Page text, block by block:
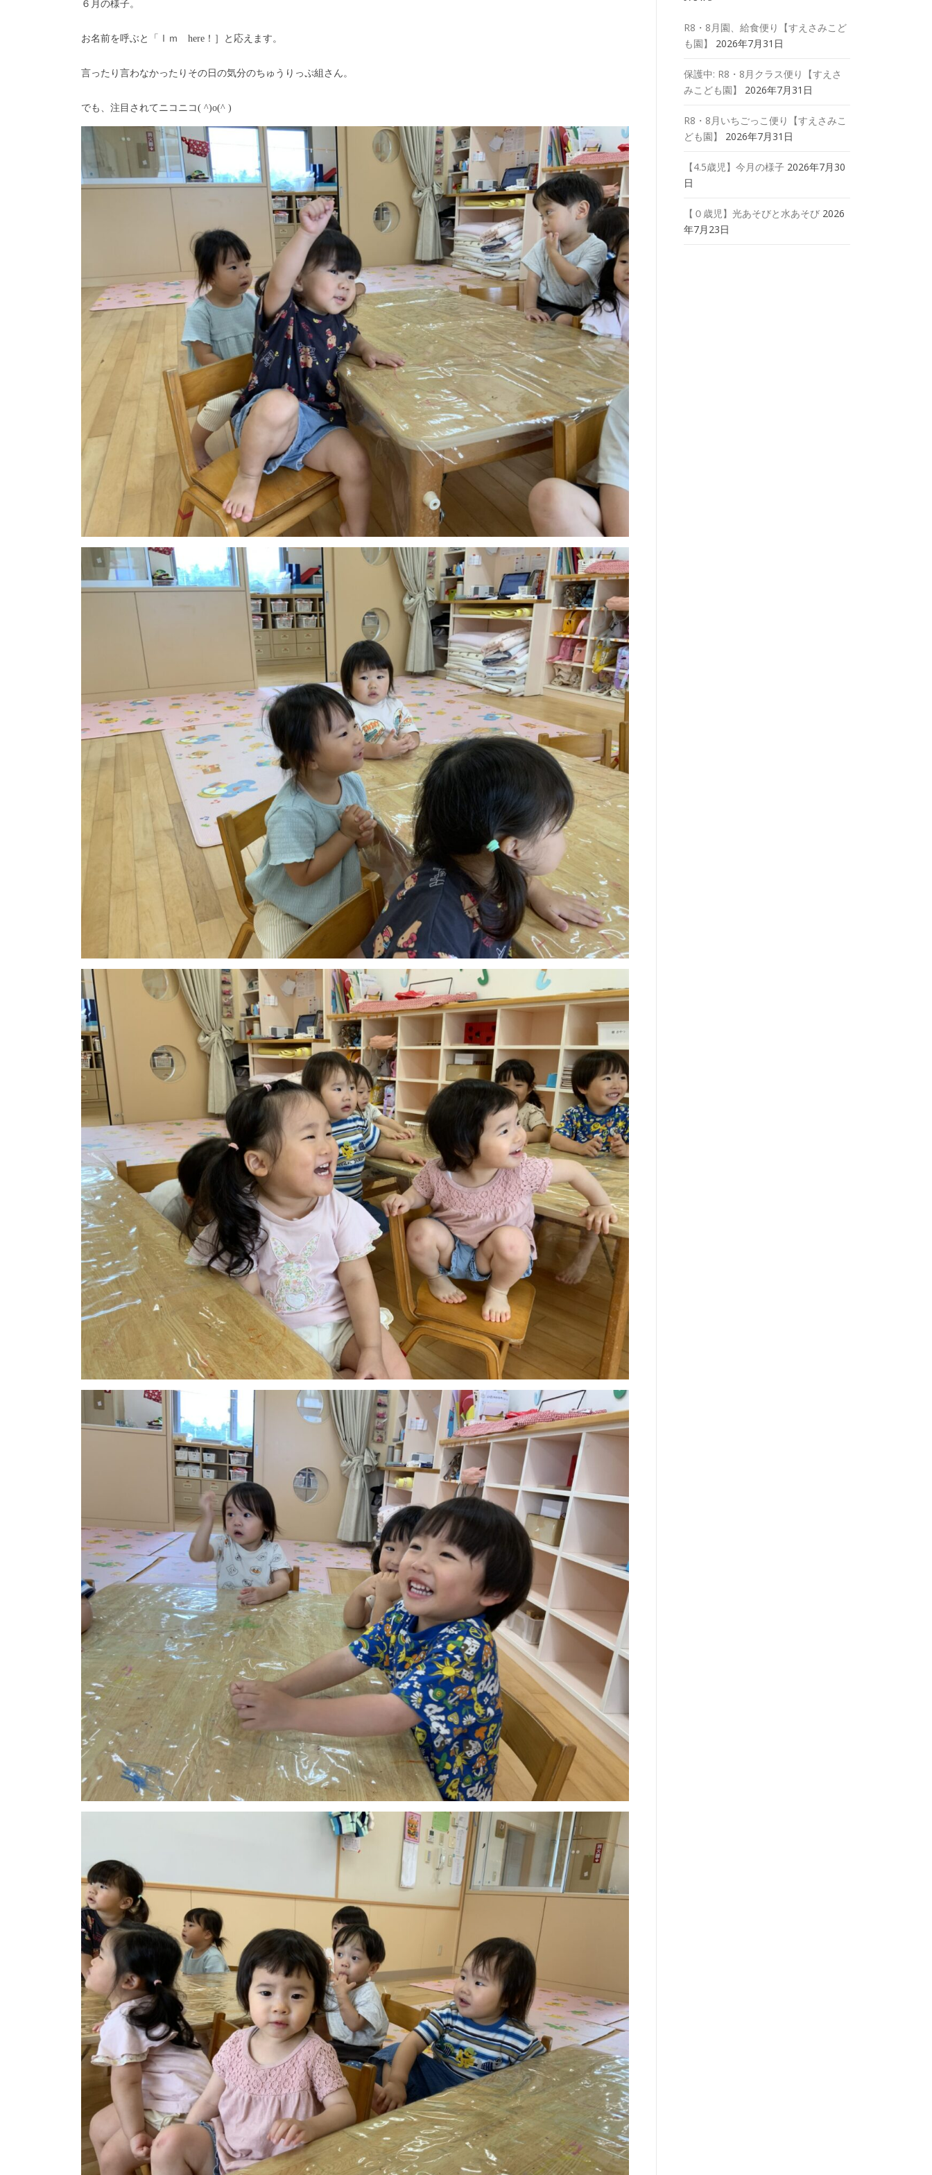
６月の様子。
お名前を呼ぶと「Ⅰｍ here！］と応えます。
言ったり言わなかったりその日の気分のちゅうりっぷ組さん。
でも、注目されてニコニコ( ^)o(^ )
R8・8月園、給食便り【すえさみこど
も園】
2026年7月31日
保護中: R8・8月クラス便り【すえさ
みこども園】
2026年7月31日
R8・8月いちごっこ便り【すえさみこ
ども園】
2026年7月31日
【4.5歳児】今月の様子 2026年7月30
日
【０歳児】光あそびと水あそび 2026
年7月23日